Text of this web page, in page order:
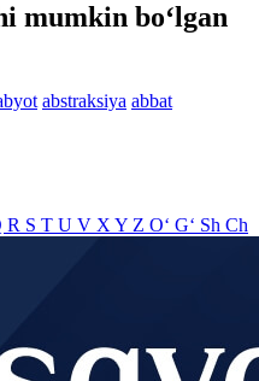
mumkin bo‘lgan
abstraksiya abbat
R S T U V X Y Z O‘ G‘ Sh Ch